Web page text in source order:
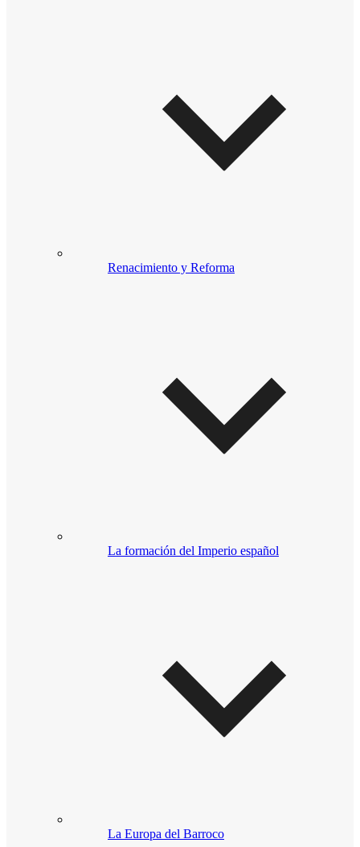
Renacimiento y Reforma
La formación del Imperio español
La Europa del Barroco